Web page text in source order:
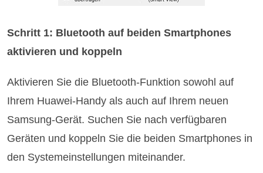
Schritt 1: Bluetooth auf beiden Smartphones
aktivieren und koppeln
Aktivieren Sie die Bluetooth-Funktion sowohl auf
Ihrem Huawei-Handy als auch auf Ihrem neuen
Samsung-Gerät. Suchen Sie nach verfügbaren
Geräten und koppeln Sie die beiden Smartphones in
den Systemeinstellungen miteinander.